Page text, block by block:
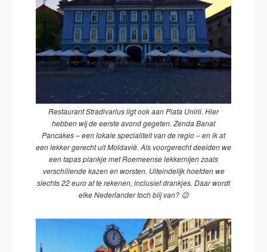
Restaurant Stradivarius ligt ook aan Piata Unirii. Hier
hebben wij de eerste avond gegeten. Zenda Banat
Pancakes – een lokale specialiteit van de regio – en ik at
een lekker gerecht uit Moldavië. Als voorgerecht deelden we
een tapas plankje met Roemeense lekkernijen zoals
verschillende kazen en worsten. Uiteindelijk hoefden we
slechts 22 euro af te rekenen, inclusief drankjes. Daar wordt
elke Nederlander toch blij van? 😉